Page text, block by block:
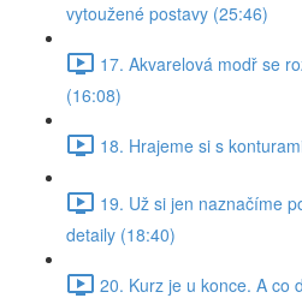
vytoužené postavy (25:46)
17. Akvarelová modř se
(16:08)
18. Hrajeme si s
19. Už si jen naznačíme
detaily (18:40)
20. Kurz je u konce. A co